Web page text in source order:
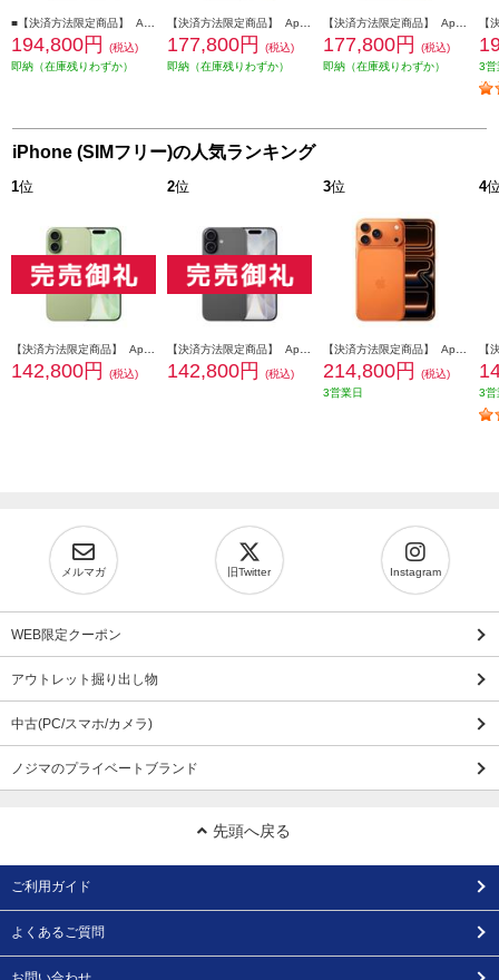
194,800円
(税込)
即納（在庫残りわずか）
177,800円
(税込)
即納（在庫残りわずか）
177,800円
(税込)
即納（在庫残りわずか）
3営
iPhone (SIMフリー)の人気ランキング
1位
142,800円 (税込)
2位
142,800円 (税込)
3位
214,800円
(税込)
3営業日
4
3営
メルマガ 旧Twitter Instagram
WEB限定クーポン
アウトレット掘り出し物
中古(PC/スマホ/カメラ)
ノジマのプライベートブランド
先頭へ戻る
ご利用ガイド
よくあるご質問